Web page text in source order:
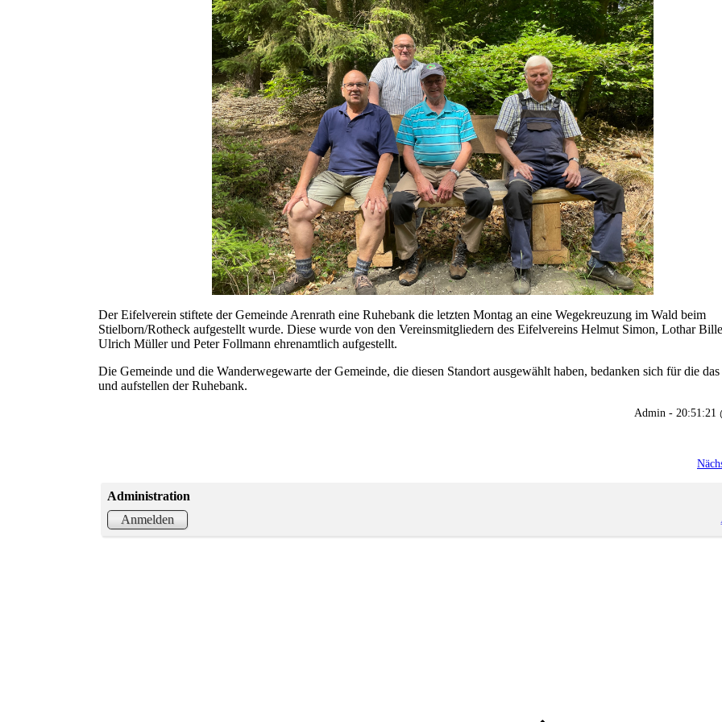
Der Eifelverein stiftete der Gemeinde Arenrath eine Ruhebank die letzten Montag an eine Wegekreuzung im Wald beim
Stielborn/Rotheck aufgestellt wurde. Diese wurde von den Vereinsmitgliedern des Eifelvereins Helmut Simon, Lothar
Ulrich Müller und Peter Follmann ehrenamtlich aufgestellt.
Die Gemeinde und die Wanderwegewarte der Gemeinde, die diesen Standort ausgewählt haben, bedanken sich für die
und aufstellen der Ruhebank.
Admin - 20:51:21
Administration
Anmelden